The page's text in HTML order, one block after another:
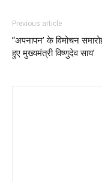
Previous article
’‘अपनापन’ के विमोचन
हुए मुख्यमंत्री विष्णुदेव साय’